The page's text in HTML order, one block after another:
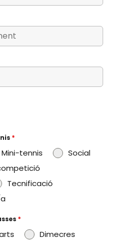
*
Mini-tennis
Social
Tecnificació
*
Dimecres